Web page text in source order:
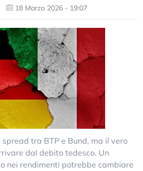
18 Marzo 2026 - 19:07
tra BTP e Bund, ma il vero
dal debito tedesco. Un
nei rendimenti potrebbe cambiare